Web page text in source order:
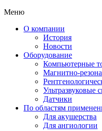
Меню
О компании
История
Новости
Оборудование
Компьютерные
Магнитно-
Ультразвуковые
Датчики
По областям
Для акушерства
Для ангиологии